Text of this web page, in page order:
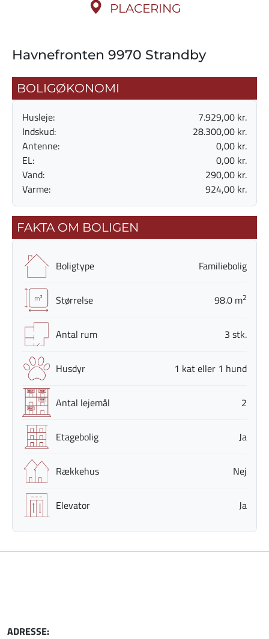
Havnefronten 9970 Strandby
BOLIGØKONOMI
Husleje:
7.929,00 kr.
Indskud:
28.300,00 kr.
Antenne:
0,00 kr.
EL:
0,00 kr.
Vand:
290,00 kr.
Varme:
924,00 kr.
FAKTA OM BOLIGEN
Boligtype Familiebolig
Størrelse 98.0 m2
Antal rum 3 stk.
Husdyr 1 kat eller 1 hund
Antal lejemål 2
Etagebolig Ja
Rækkehus Nej
Elevator Ja
PLACERING
ADRESSE: